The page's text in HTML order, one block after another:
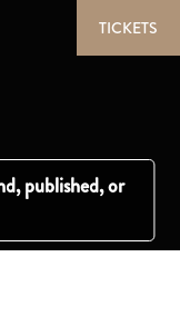
TICKETS